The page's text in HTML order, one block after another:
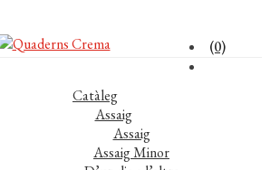
(0)
Catàleg
Assaig
Assaig
Assaig Minor